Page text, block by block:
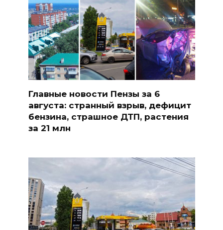
Главные новости Пензы за 6
августа: странный взрыв, дефицит
бензина, страшное ДТП, растения
за 21 млн